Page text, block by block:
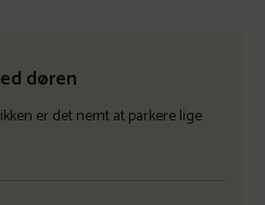
døren
er det nemt at parkere lige